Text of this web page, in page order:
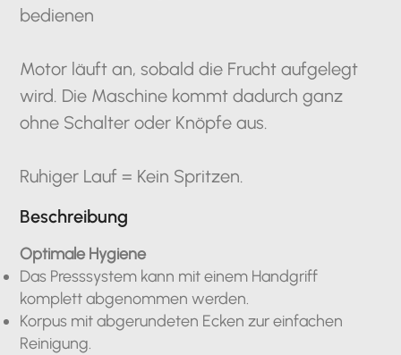
bedienen
Motor läuft an, sobald die Frucht aufgelegt
wird. Die Maschine kommt dadurch ganz
ohne Schalter oder Knöpfe aus.
Ruhiger Lauf = Kein Spritzen.
Beschreibung
Optimale Hygiene
Das Presssystem kann mit einem Handgriff
komplett abgenommen werden.
Korpus mit abgerundeten Ecken zur einfachen
Reinigung.